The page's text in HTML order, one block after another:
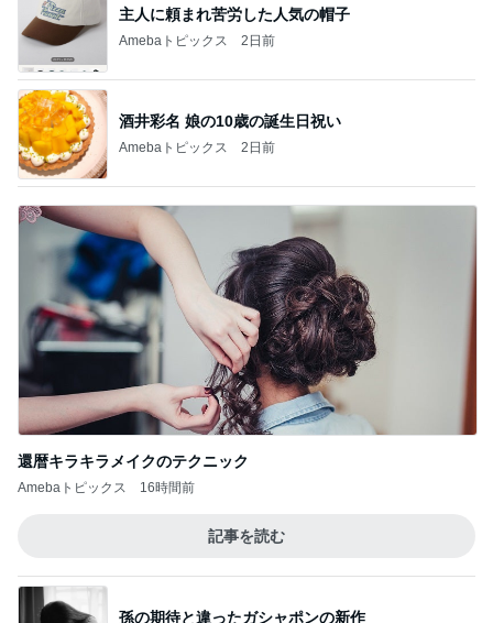
主人に頼まれ苦労した人気の帽子
Amebaトピックス 2日前
酒井彩名 娘の10歳の誕生日祝い
Amebaトピックス 2日前
還暦キラキラメイクのテクニック
Amebaトピックス 16時間前
記事を読む
孫の期待と違ったガシャポンの新作